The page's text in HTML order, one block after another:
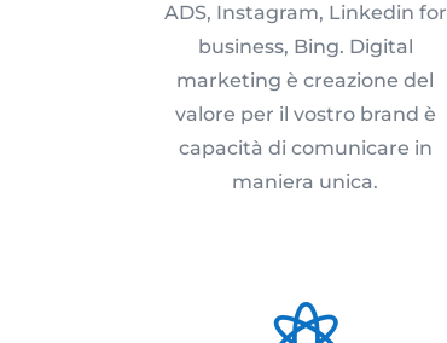
ADS, Instagram, Linkedin for
business, Bing. Digital
marketing è creazione del
valore per il vostro brand è
capacità di comunicare in
maniera unica.